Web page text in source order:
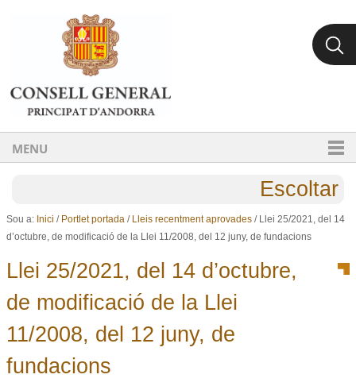
Ves al contingut.
Salta a la navegació
MENU
Escoltar
Sou a: Inici / Portlet portada / Lleis recentment aprovades / Llei 25/2021, del 14
d’octubre, de modificació de la Llei 11/2008, del 12 juny, de fundacions
Llei 25/2021, del 14 d’octubre,
de modificació de la Llei
11/2008, del 12 juny, de
fundacions